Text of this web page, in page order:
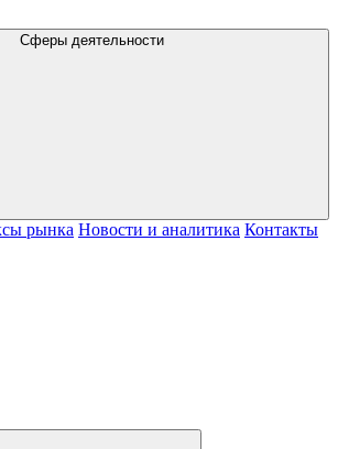
Сферы деятельности
рынка Новости и аналитика Контакты